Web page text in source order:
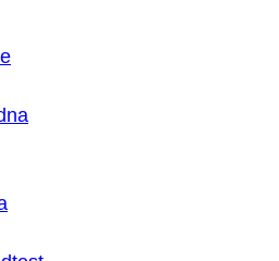
kako je nastajala
tanje i izdržljivije